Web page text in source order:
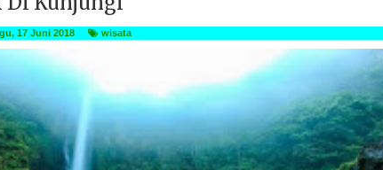
17 Juni 2018 wisata